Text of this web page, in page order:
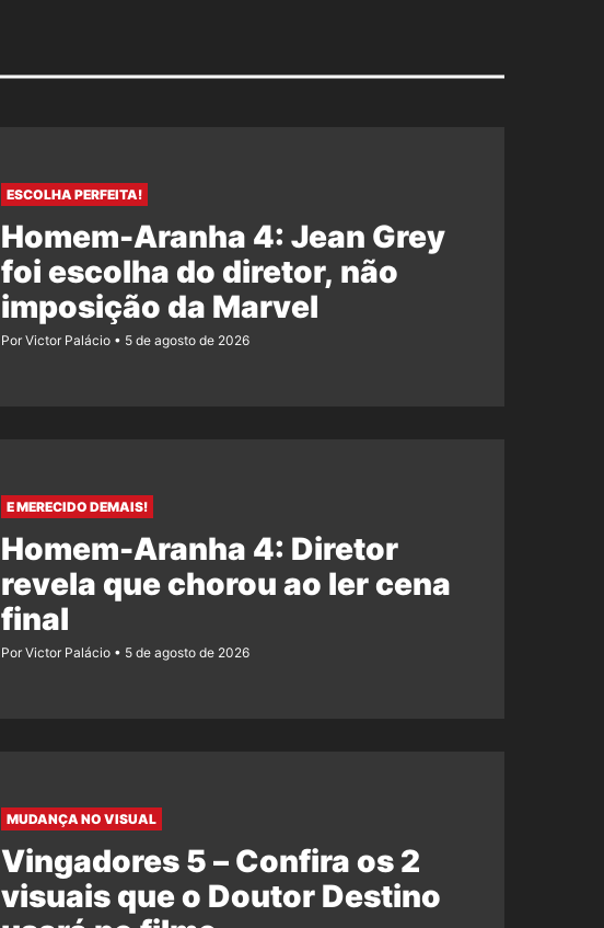
ESCOLHA PERFEITA!
Homem-Aranha 4: Jean Grey
foi escolha do diretor, não
imposição da Marvel
Por Victor Palácio 5 de agosto de 2026
E MERECIDO DEMAIS!
Homem-Aranha 4: Diretor
revela que chorou ao ler cena
final
Por Victor Palácio 5 de agosto de 2026
MUDANÇA NO VISUAL
Vingadores 5 – Confira os 2
visuais que o Doutor Destino